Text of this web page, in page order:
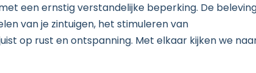
een ernstig verstandelijke beperking. De
van je zintuigen, het stimuleren van
op rust en ontspanning. Met elkaar kijken we